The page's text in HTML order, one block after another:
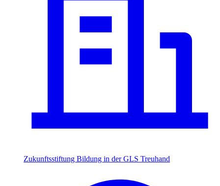
Zukunftsstiftung Bildung in der GLS Treuhand